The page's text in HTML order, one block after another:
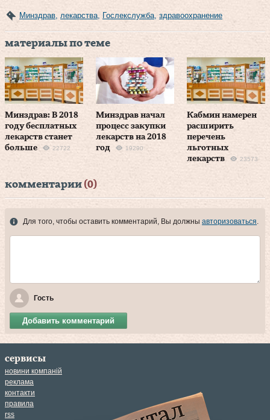
Минздрав лекарства Гослекслужба здравоохранение
материалы по теме
Минздрав: В 2018
году бесплатных
лекарств станет
больше
22722
Минздрав начал
процесс закупки
лекарств на 2018
год
19290
Кабмин намерен
расширить
перечень
льготных
лекарств
23573
комментарии (0)
Для того, чтобы оставить комментарий, Вы должны авторизоваться.
Гость
Добавить комментарий
сервисы
новини компаній
реклама
контакти
правила
rss